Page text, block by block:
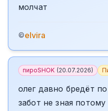
молчат
©elvira
пироSHOK (20.07.2026)
олег давно бредёт
забот не зная потому